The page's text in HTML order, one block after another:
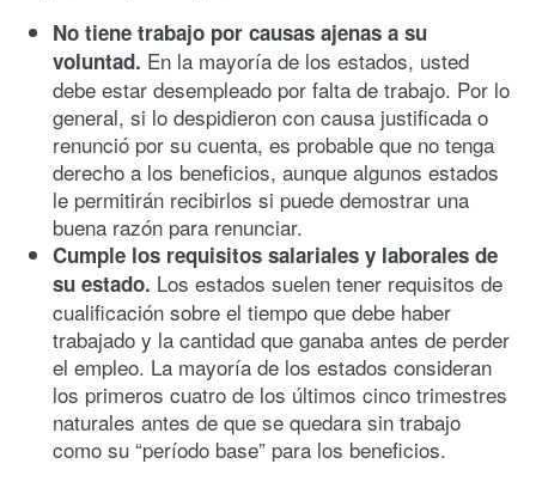
No tiene trabajo por causas ajenas a su
voluntad. En la mayoría de los estados, usted
debe estar desempleado por falta de trabajo. Por lo
general, si lo despidieron con causa justificada o
renunció por su cuenta, es probable que no tenga
derecho a los beneficios, aunque algunos estados
le permitirán recibirlos si puede demostrar una
buena razón para renunciar.
Cumple los requisitos salariales y laborales de
su estado. Los estados suelen tener requisitos de
cualificación sobre el tiempo que debe haber
trabajado y la cantidad que ganaba antes de perder
el empleo. La mayoría de los estados consideran
los primeros cuatro de los últimos cinco trimestres
naturales antes de que se quedara sin trabajo
como su “período base” para los beneficios.